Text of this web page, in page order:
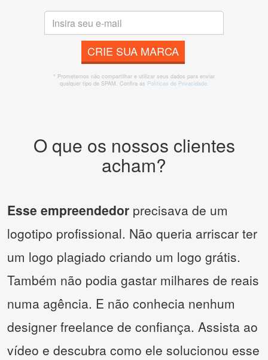
CRIE SUA MARCA
* Prometemos não compartilhar e utilizar seus dados para enviar
qualquer tipo de SPAM. Confira as Políticas de Privacidade.
O que os nossos clientes
acham?
Esse empreendedor precisava de um
logotipo profissional. Não queria arriscar ter
um logo plagiado criando um logo grátis.
Também não podia gastar milhares de reais
numa agência. E não conhecia nenhum
designer freelance de confiança. Assista ao
vídeo e descubra como ele solucionou esse